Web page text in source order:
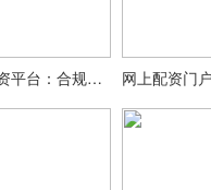
认识股票在线配资平台：合规要求、选择要点及操作注意事项